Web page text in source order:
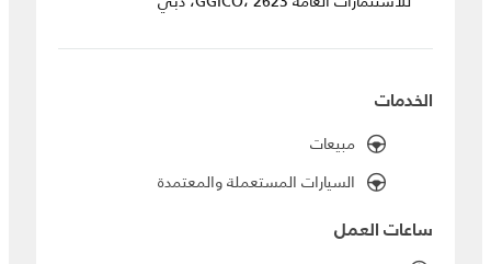
الخدمات
مبيعات
السيارات المستعملة والمعتمدة
ساعات العمل